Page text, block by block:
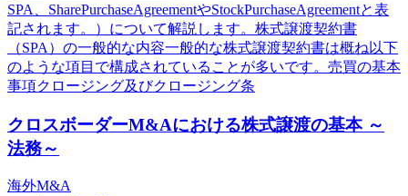
SPA、SharePurchaseAgreementやStockPurchaseAgreementと表
記されます。）について解説します。株式譲渡契約書
（SPA）の一般的な内容一般的な株式譲渡契約書は概ね以下
のような項目で構成されていることが多いです。売買の基本
事項クロージング及びクロージング条
クロスボーダーM&Aにおける株式譲渡の基本 ～
法務～
海外M&A